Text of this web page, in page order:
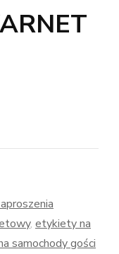
, etykiety na
samochody gości